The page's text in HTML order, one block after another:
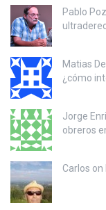
Pablo
Matias
¿cómo
Jorge
obreros
Carlos on